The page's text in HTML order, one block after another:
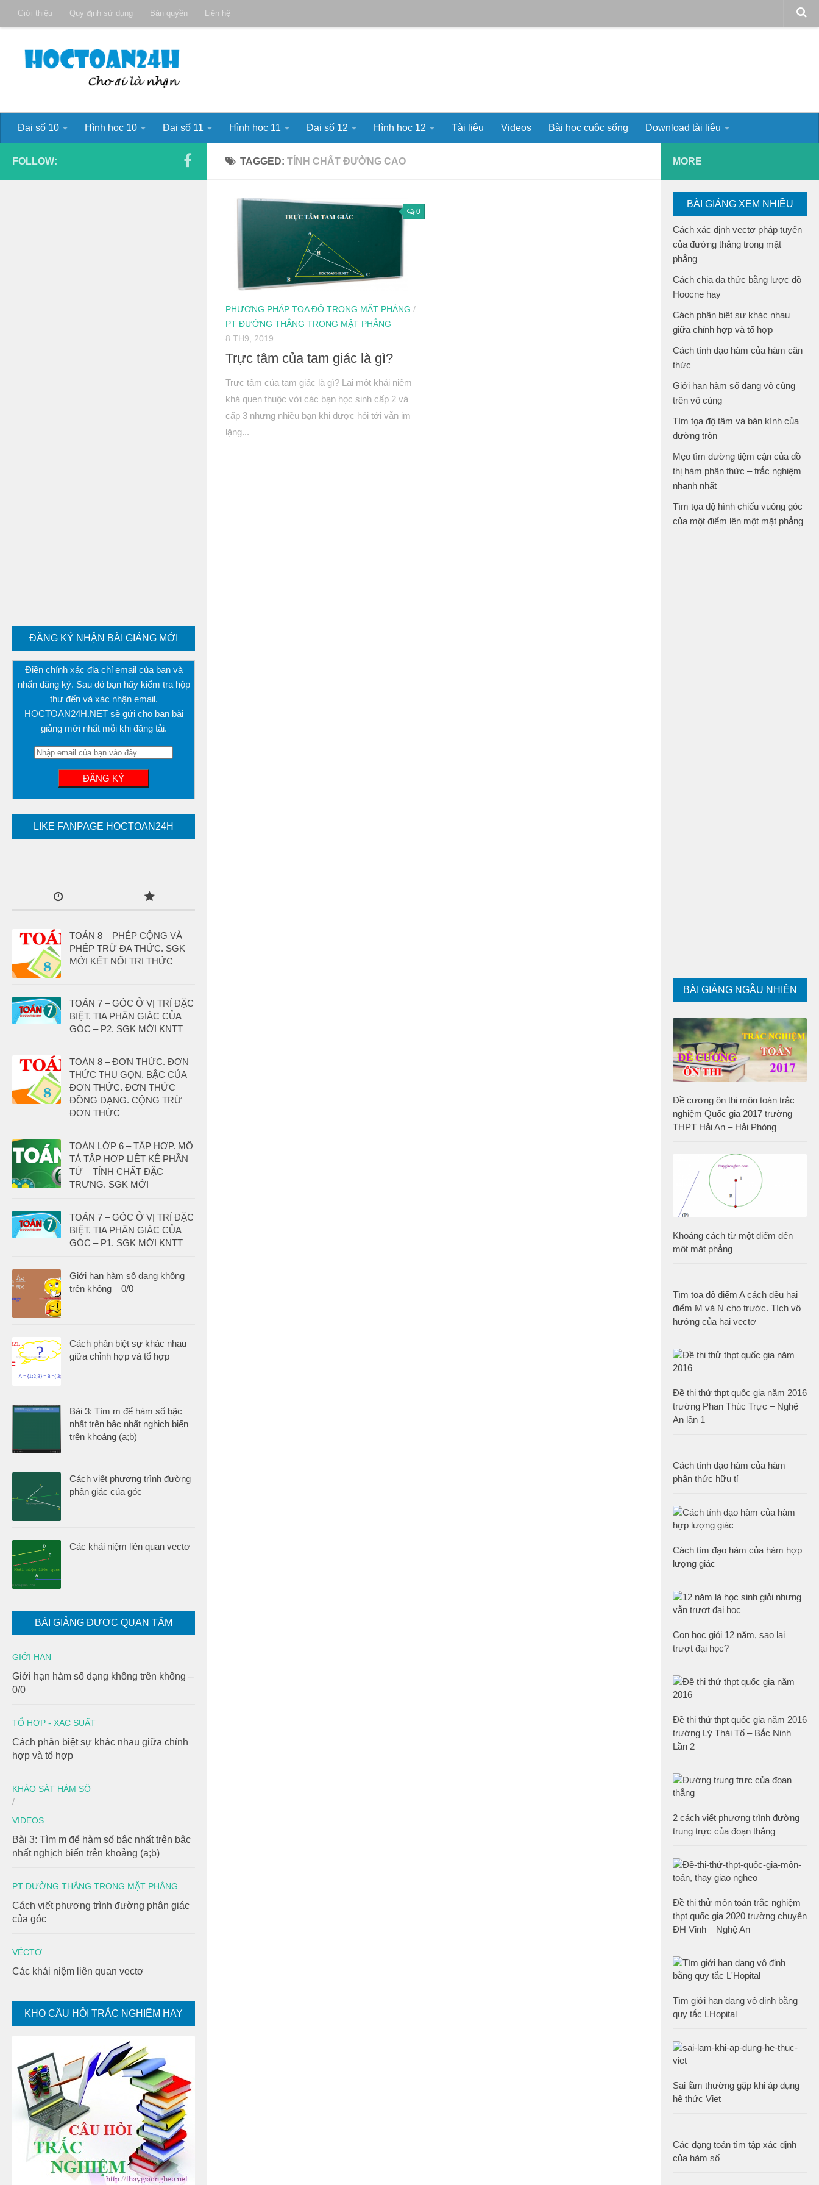
Giới thiệu Quy định sử dụng Bản quyền Liên hệ
Đại số 10 Hình học 10 Đại số 11 Hình học 11 Đại số 12 Hình học 12 Tài liệu Videos Bài học cuộc sống Download tài liệu
TAGGED: TÍNH CHẤT ĐƯỜNG CAO
0
PHƯƠNG PHÁP TỌA ĐỘ TRONG MẶT PHẲNG /
PT ĐƯỜNG THẲNG TRONG MẶT PHẲNG
8 TH9, 2019
Trực tâm của tam giác là gì?
Trực tâm của tam giác là gì? Lại một khái niệm
khá quen thuộc với các bạn học sinh cấp 2 và
cấp 3 nhưng nhiều bạn khi được hỏi tới vẫn im
lặng...
FOLLOW:
ĐĂNG KÝ NHẬN BÀI GIẢNG MỚI
Điền chính xác địa chỉ email của bạn và
nhấn đăng ký. Sau đó bạn hãy kiểm tra hộp
thư đến và xác nhận email.
HOCTOAN24H.NET sẽ gửi cho bạn bài
giảng mới nhất mỗi khi đăng tải.
LIKE FANPAGE HOCTOAN24H
TOÁN 8 – PHÉP CỘNG VÀ
PHÉP TRỪ ĐA THỨC. SGK
MỚI KẾT NỐI TRI THỨC
TOÁN 7 – GÓC Ở VỊ TRÍ ĐẶC
BIỆT. TIA PHÂN GIÁC CỦA
GÓC – P2. SGK MỚI KNTT
TOÁN 8 – ĐƠN THỨC. ĐƠN
THỨC THU GỌN. BẬC CỦA
ĐƠN THỨC. ĐƠN THỨC
ĐỒNG DẠNG. CỘNG TRỪ
ĐƠN THỨC
TOÁN LỚP 6 – TẬP HỢP. MÔ
TẢ TẬP HỢP LIỆT KÊ PHẦN
TỬ – TÍNH CHẤT ĐẶC
TRƯNG. SGK MỚI
TOÁN 7 – GÓC Ở VỊ TRÍ ĐẶC
BIỆT. TIA PHÂN GIÁC CỦA
GÓC – P1. SGK MỚI KNTT
Giới hạn hàm số dạng không
trên không – 0/0
Cách phân biệt sự khác nhau
giữa chỉnh hợp và tổ hợp
Bài 3: Tìm m để hàm số bậc
nhất trên bậc nhất nghịch biến
trên khoảng (a;b)
Cách viết phương trình đường
phân giác của góc
Các khái niệm liên quan vectơ
BÀI GIẢNG ĐƯỢC QUAN TÂM
GIỚI HẠN
Giới hạn hàm số dạng không trên không –
0/0
TỔ HỢP - XAC SUẤT
Cách phân biệt sự khác nhau giữa chỉnh
hợp và tổ hợp
KHẢO SÁT HÀM SỐ
/
VIDEOS
Bài 3: Tìm m để hàm số bậc nhất trên bậc
nhất nghịch biến trên khoảng (a;b)
PT ĐƯỜNG THẲNG TRONG MẶT PHẲNG
Cách viết phương trình đường phân giác
của góc
VÉCTƠ
Các khái niệm liên quan vectơ
KHO CÂU HỎI TRẮC NGHIỆM HAY
MORE
BÀI GIẢNG XEM NHIỀU
Cách xác định vectơ pháp tuyến
của đường thẳng trong mặt
phẳng
Cách chia đa thức bằng lược đồ
Hoocne hay
Cách phân biệt sự khác nhau
giữa chỉnh hợp và tổ hợp
Cách tính đạo hàm của hàm căn
thức
Giới hạn hàm số dạng vô cùng
trên vô cùng
Tìm tọa độ tâm và bán kính của
đường tròn
Mẹo tìm đường tiệm cận của đồ
thị hàm phân thức – trắc nghiệm
nhanh nhất
Tìm tọa độ hình chiếu vuông góc
của một điểm lên một mặt phẳng
BÀI GIẢNG NGẪU NHIÊN
Đề cương ôn thi môn toán trắc
nghiệm Quốc gia 2017 trường
THPT Hải An – Hải Phòng
Khoảng cách từ một điểm đến
một mặt phẳng
Tìm tọa độ điểm A cách đều hai
điểm M và N cho trước. Tích vô
hướng của hai vectơ
Đề thi thử thpt quốc gia năm 2016
trường Phan Thúc Trực – Nghệ
An lần 1
Cách tính đạo hàm của hàm
phân thức hữu tỉ
Cách tìm đạo hàm của hàm hợp
lượng giác
Con học giỏi 12 năm, sao lại
trượt đại học?
Đề thi thử thpt quốc gia năm 2016
trường Lý Thái Tổ – Bắc Ninh
Lần 2
2 cách viết phương trình đường
trung trực của đoạn thẳng
Đề thi thử môn toán trắc nghiệm
thpt quốc gia 2020 trường chuyên
ĐH Vinh – Nghệ An
Tìm giới hạn dạng vô định bằng
quy tắc LHopital
Sai lầm thường gặp khi áp dụng
hệ thức Viet
Các dạng toán tìm tập xác định
của hàm số